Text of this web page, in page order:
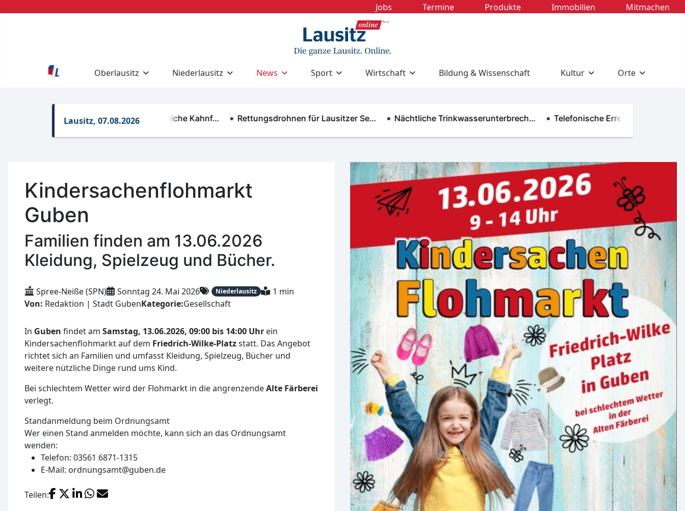
Jobs Termine Produkte Immobilien Mitmachen
Oberlausitz Niederlausitz News Sport Wirtschaft Bildung & Wissenschaft Kultur Orte
Lausitz, 07.08.2026
Regelungen für gewerbliche Kahnf… Rettungsdrohnen für Lausitzer Se… Nächtliche Trinkwasserunterbrech… Telefonische Erreichbarkeit im R…
Kindersachenflohmarkt
Guben
Familien finden am 13.06.2026
Kleidung, Spielzeug und Bücher.
Spree-Neiße (SPN) Sonntag 24. Mai 2026 Niederlausitz
1 min
Von: Redaktion | Stadt GubenKategorie:Gesellschaft
In Guben findet am Samstag, 13.06.2026, 09:00 bis 14:00 Uhr ein
Kindersachenflohmarkt auf dem Friedrich-Wilke-Platzstatt. Das Angebot
richtet sich an Familien und umfasst Kleidung, Spielzeug, Bücher und
weitere nützliche Dinge rund ums Kind.
Bei schlechtem Wetter wird der Flohmarkt in die angrenzendeAlte Färberei
verlegt.
Standanmeldung beim Ordnungsamt
Wer einen Stand anmelden möchte, kann sich an das Ordnungsamt
wenden:
Telefon: 03561 6871-1315
E-Mail: ordnungsamt@guben.de
Teilen: Facebook
X (Twitter)
LinkedIn
WhatsApp